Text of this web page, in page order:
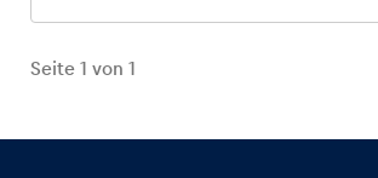
Seite 1 von 1